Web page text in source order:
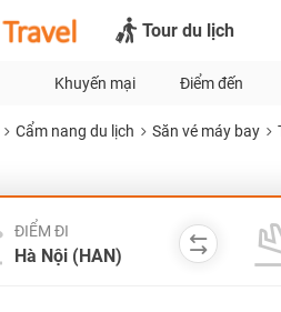
Tour du lịch
Khuyến mại Điểm đến
Cẩm nang du lịch Săn vé máy bay
ĐIỂM ĐI